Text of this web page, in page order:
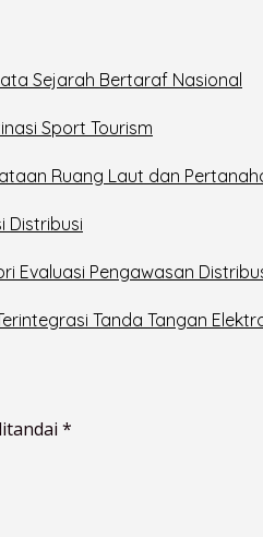
Sejarah Bertaraf Nasional
Sport Tourism
Ruang Laut dan
Distribusi
Evaluasi Pengawasan
Tanda Tangan
*